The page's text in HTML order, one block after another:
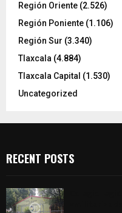
Región Oriente (2.526)
Región Poniente (1.106)
Región Sur (3.340)
Tlaxcala (4.884)
Tlaxcala Capital (1.530)
Uncategorized
RECENT POSTS